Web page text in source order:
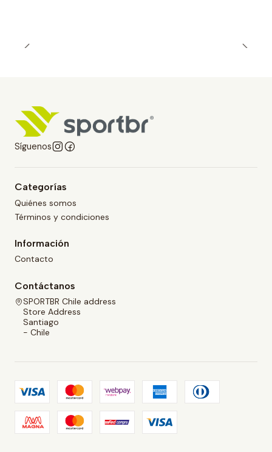
Síguenos
Categorías
Quiénes somos
Términos y condiciones
Información
Contacto
Contáctanos
SPORTBR Chile address
Store Address
Santiago
- Chile